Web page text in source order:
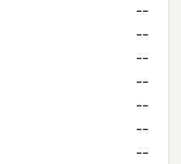
--
--
--
--
--
--
--